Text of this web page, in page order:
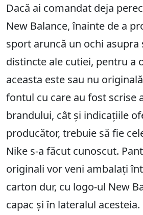
Dacă ai comandat deja
New Balance, înainte de a
sport aruncă un ochi asupra
distincte ale cutiei, pentru a
aceasta este sau nu
fontul cu care au fost scrise
brandului, cât și indicațiile
producător, trebuie să fie
Nike s-a făcut cunoscut.
originali vor veni ambalați
carton dur, cu logo-ul New
capac și în lateralul